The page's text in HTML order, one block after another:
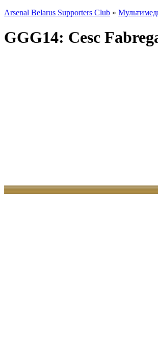
Arsenal Belarus Supporters Club »
GGG14: Cesc